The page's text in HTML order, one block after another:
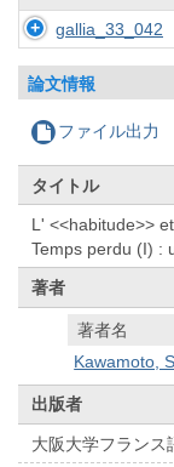
gallia_33_042
論文情報
ファイル出力
タイトル
L' <<habitude>>
Temps perdu (I) :
著者
著者名
Kawamoto,
出版者
大阪大学フランス